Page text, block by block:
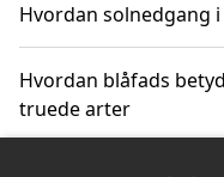
Hvordan solnedgang
Hvordan blåfads
truede arter